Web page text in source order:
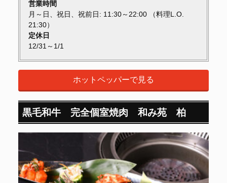
営業時間
月～日、祝日、祝前日: 11:30～22:00 （料理L.O.
21:30）
定休日
12/31～1/1
ホットペッパーで見る
黒毛和牛 完全個室焼肉 和み苑 柏